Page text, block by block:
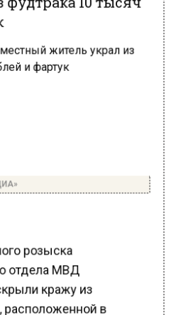
розыска
отдела МВД
кражу из
расположенной в